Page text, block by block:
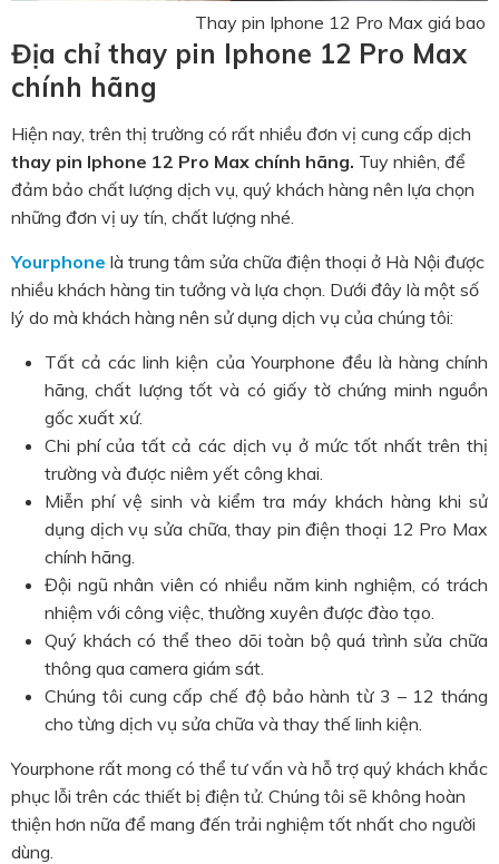
Thay pin Iphone 12 Pro Max giá bao
Địa chỉ thay pin Iphone 12 Pro Max
chính hãng
Hiện nay, trên thị trường có rất nhiều đơn vị cung cấp dịch
thay pin Iphone 12 Pro Max chính hãng. Tuy nhiên, để
đảm bảo chất lượng dịch vụ, quý khách hàng nên lựa chọn
những đơn vị uy tín, chất lượng nhé.
Yourphone là trung tâm sửa chữa điện thoại ở Hà Nội được
nhiều khách hàng tin tưởng và lựa chọn. Dưới đây là một số
lý do mà khách hàng nên sử dụng dịch vụ của chúng tôi:
Tất cả các linh kiện của Yourphone đều là hàng chính
hãng, chất lượng tốt và có giấy tờ chứng minh nguồn
gốc xuất xứ.
Chi phí của tất cả các dịch vụ ở mức tốt nhất trên thị
trường và được niêm yết công khai.
Miễn phí vệ sinh và kiểm tra máy khách hàng khi sử
dụng dịch vụ sửa chữa,thay pin điện thoại 12 Pro Max
chính hãng
Đội ngũ nhân viên có nhiều năm kinh nghiệm, có trách
nhiệm với công việc, thường xuyên được đào tạo.
Quý khách có thể theo dõi toàn bộ quá trình sửa chữa
thông qua camera giám sát.
Chúng tôi cung cấp chế độ bảo hành từ 3 – 12 tháng
cho từng dịch vụ sửa chữa và thay thế linh kiện.
Yourphone rất mong có thể tư vấn và hỗ trợ quý khách khắc
phục lỗi trên các thiết bị điện tử. Chúng tôi sẽ không hoàn
thiện hơn nữa để mang đến trải nghiệm tốt nhất cho người
dùng.